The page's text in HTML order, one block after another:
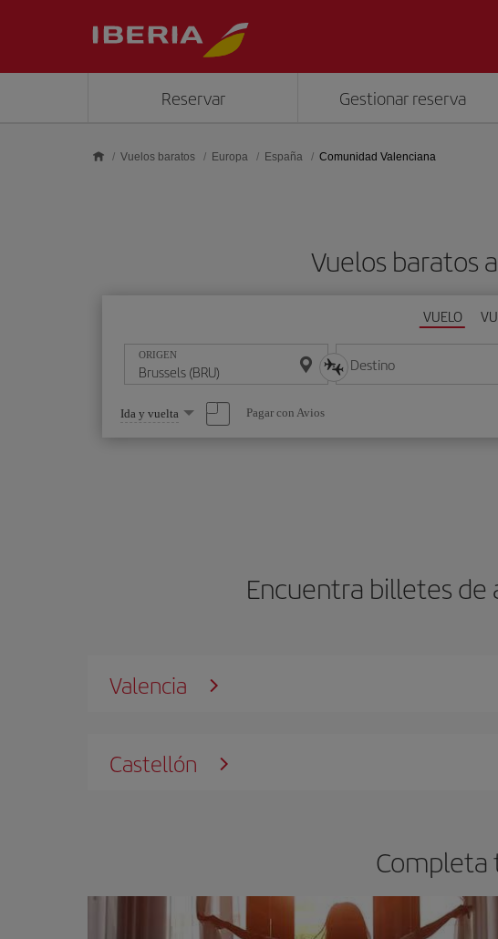
Reservar Gestionar reserva
Vuelos baratos Europa España Comunidad Valenciana
Vuelos baratos
VUELO
ORIGEN Destino
Seleccione
una
opción
Ida y vuelta Pagar con Avios
Encuentra billetes de
Valencia
Castellón
Completa